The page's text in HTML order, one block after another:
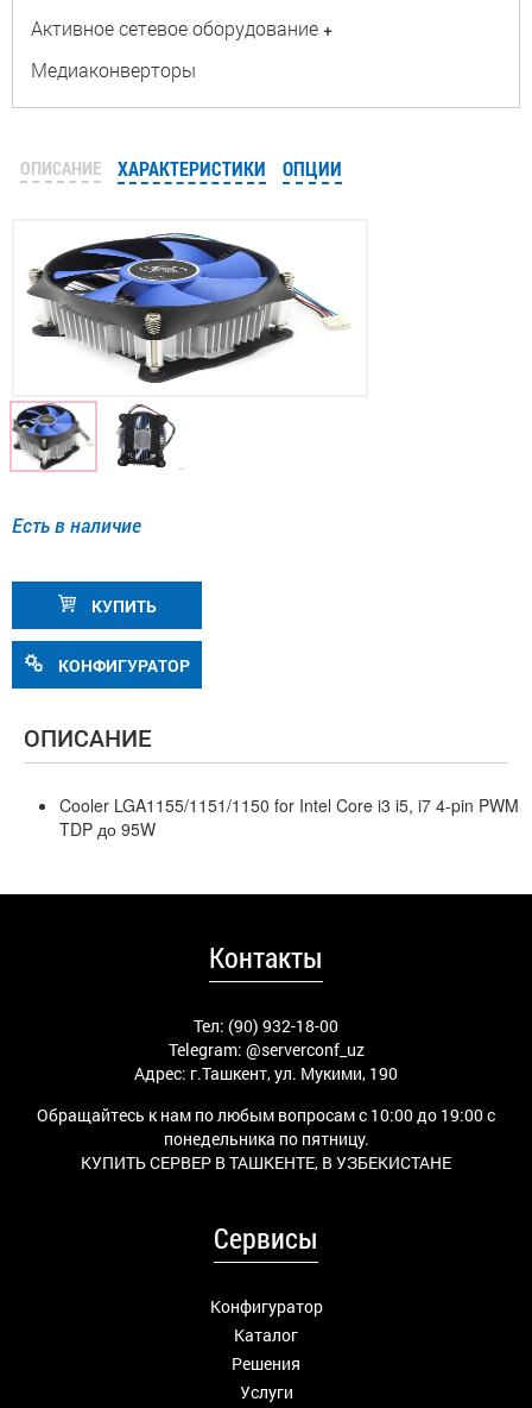
Активное сетевое оборудование +
Медиаконверторы
ОПИСАНИЕ ХАРАКТЕРИСТИКИ ОПЦИИ
Есть в наличие
КУПИТЬ
КОНФИГУРАТОР
ОПИСАНИЕ
Cooler LGA1155/1151/1150 for Intel Core i3 i5, i7 4-pin PWM
TDP до 95W
Контакты
Тел: (90) 932-18-00
Telegram: @serverconf_uz
Адрес: г.Ташкент, ул. Мукими, 190
Обращайтесь к нам по любым вопросам с 10:00 до 19:00 с
понедельника по пятницу.
КУПИТЬ СЕРВЕР В ТАШКЕНТЕ, В УЗБЕКИСТАНЕ
Сервисы
Конфигуратор
Каталог
Решения
Услуги